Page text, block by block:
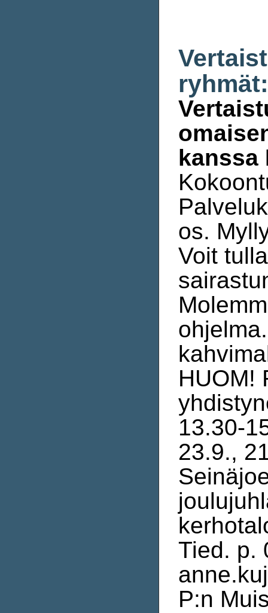
ryhmät:
kanssa
os.
Voit
HUOM!
13.30-
23.9.,
Tied. p.
P:n